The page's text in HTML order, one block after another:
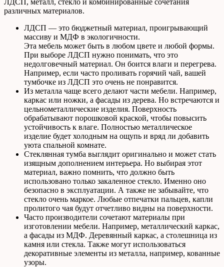
различных материалов.
ЛДСП — это бюджетный материал, проигрывающий
массиву и МДФ в экологичности.
Эта мебель может быть в любом цвете и любой формы.
При выборе ЛДСП нужно понимать, что это
недолговечный материал. Он боится влаги и перегрева.
Например, если часто проливать горячий чай, вашей
тумбочке из ЛДСП это очень не понравится.
Из металла чаще всего делают части мебели. Например,
каркас или ножки, а фасады из дерева. Но встречаются и
цельнометаллические изделия. Поверхность
обрабатывают порошковой краской, чтобы повысить
устойчивость к влаге. Полностью металлическое
изделие будет холодным на ощупь и вряд ли добавить
уюта спальной комнате.
Стеклянная тумба выглядит оригинально и может стать
изящным дополнением интерьера. Но выбирая этот
материал, важно помнить, что должно быть
использовано только закаленное стекло. Именно оно
безопасно в эксплуатации. А также не забывайте, что
стекло очень маркое. Любые отпечатки пальцев, капли
пролитого чая будут отчетливо видны на поверхности.
Часто производители сочетают материалы при
изготовлении мебели. Например, металлический каркас,
а фасады из МДФ. Деревянный каркас, а столешница из
камня или стекла. Также могут использоваться
декоративные элементы из металла, например, кованные
узоры.